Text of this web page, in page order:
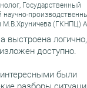
Государственный
научно-
М.В.Хруничева (ГКНПЦ)
выстроена логично,
доступно.
были